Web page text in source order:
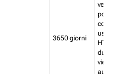
3650 giorni
viene